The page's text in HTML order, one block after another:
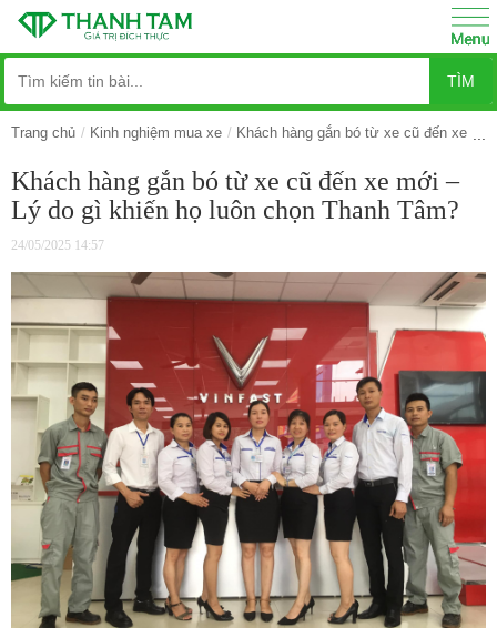
TÌM
Trang chủ Kinh nghiệm mua xe Khách hàng gắn bó từ xe cũ đến xe
Khách hàng gắn bó từ xe cũ đến xe mới –
Lý do gì khiến họ luôn chọn Thanh Tâm?
24/05/2025 14:57